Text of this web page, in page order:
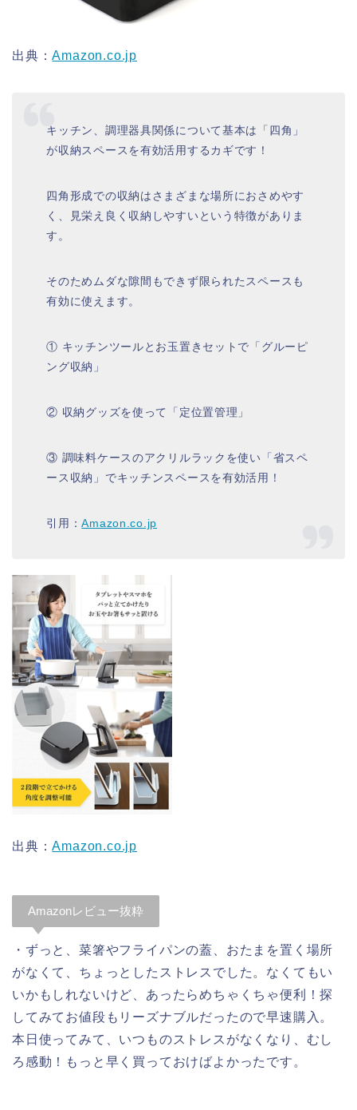
出典：Amazon.co.jp
キッチン、調理器具関係について基本は「四角」
が収納スペースを有効活用するカギです！
四角形成での収納はさまざまな場所におさめやす
く、見栄え良く収納しやすいという特徴がありま
す。
そのためムダな隙間もできず限られたスペースも
有効に使えます。
① キッチンツールとお玉置きセットで「グルーピ
ング収納」
② 収納グッズを使って「定位置管理」
③ 調味料ケースのアクリルラックを使い「省スペ
ース収納」でキッチンスペースを有効活用！
引用：Amazon.co.jp
出典：Amazon.co.jp
Amazonレビュー抜粋
・ずっと、菜箸やフライパンの蓋、おたまを置く場所
がなくて、ちょっとしたストレスでした。なくてもい
いかもしれないけど、あったらめちゃくちゃ便利！探
してみてお値段もリーズナブルだったので早速購入。
本日使ってみて、いつものストレスがなくなり、むし
ろ感動！もっと早く買っておけばよかったです。